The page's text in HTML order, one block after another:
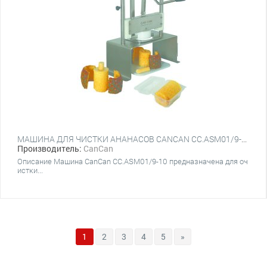
МАШИНА ДЛЯ ЧИСТКИ АНАНАСОВ CANCAN CC.ASM01/9-10
Производитель: CanCan
Описание Машина CanCan CC.ASM01/9-10 предназначена для оч
истки...
1 2 3 4 5 »